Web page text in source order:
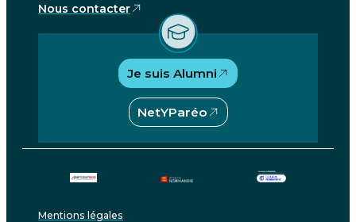
Nous contacter
Je suis Alumni
NetYParéo
Mentions légales